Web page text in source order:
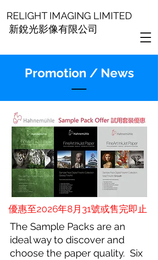
RELIGHT IMAGING LIMITED
新銳光影像有限公司
Promotion / News
優惠至2026年8月31號或售完即止
The Sample Packs are an
ideal way to discover and
choose the paper quality. Six